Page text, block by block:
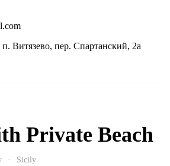
Витязево, пер. Спартанский, 2а
Private Beach
Sicily